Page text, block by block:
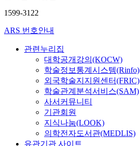
1599-3122
ARS 번호안내
관련누리집
대학공개강의(KOCW)
학술정보통계시스템(Rinfo)
외국학술지지원센터(FRIC)
학술관계분석서비스(SAM)
사서커뮤니티
기관회원
지식나눔(LOOK)
의학전자도서관(MEDLIS)
유관기관 사이트